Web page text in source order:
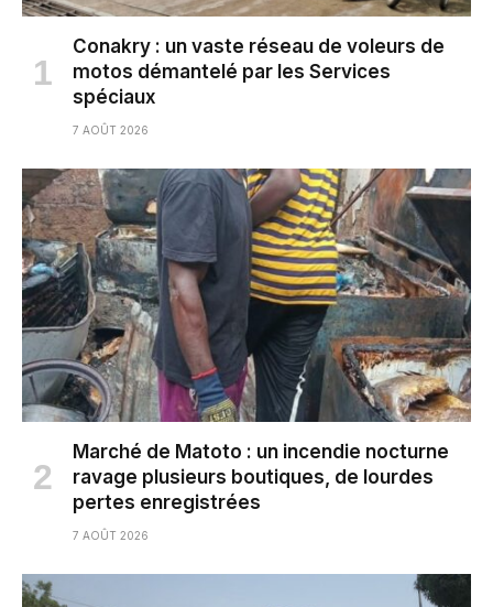
Conakry : un vaste réseau de voleurs de
motos démantelé par les Services
spéciaux
7 AOÛT 2026
Marché de Matoto : un incendie nocturne
ravage plusieurs boutiques, de lourdes
pertes enregistrées
7 AOÛT 2026